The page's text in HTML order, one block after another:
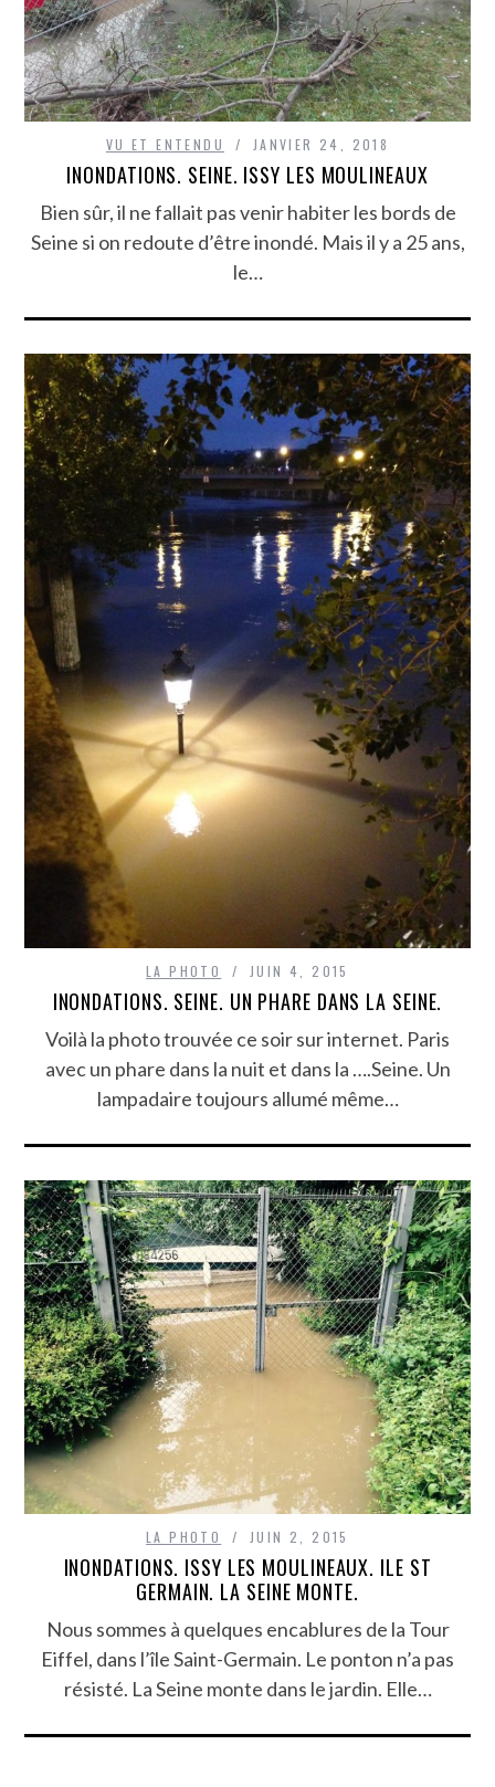
VU ET ENTENDU JANVIER 24, 2018
INONDATIONS. SEINE. ISSY LES MOULINEAUX
Bien sûr, il ne fallait pas venir habiter les bords de
Seine si on redoute d’être inondé. Mais il y a 25 ans,
le…
LA PHOTO JUIN 4, 2015
INONDATIONS. SEINE. UN PHARE DANS LA SEINE.
Voilà la photo trouvée ce soir sur internet. Paris
avec un phare dans la nuit et dans la ….Seine. Un
lampadaire toujours allumé même…
LA PHOTO JUIN 2, 2015
INONDATIONS. ISSY LES MOULINEAUX. ILE ST
GERMAIN. LA SEINE MONTE.
Nous sommes à quelques encablures de la Tour
Eiffel, dans l’île Saint-Germain. Le ponton n’a pas
résisté. La Seine monte dans le jardin. Elle…